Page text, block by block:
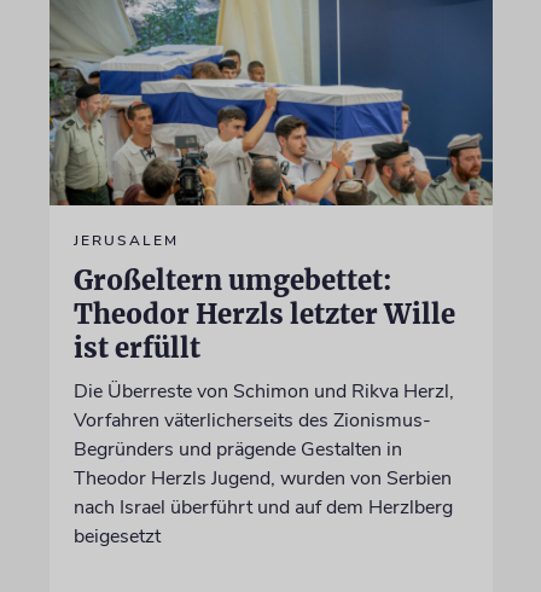
JERUSALEM
Großeltern umgebettet:
Theodor Herzls letzter Wille
ist erfüllt
Die Überreste von Schimon und Rikva Herzl,
Vorfahren väterlicherseits des Zionismus-
Begründers und prägende Gestalten in
Theodor Herzls Jugend, wurden von Serbien
nach Israel überführt und auf dem Herzlberg
beigesetzt